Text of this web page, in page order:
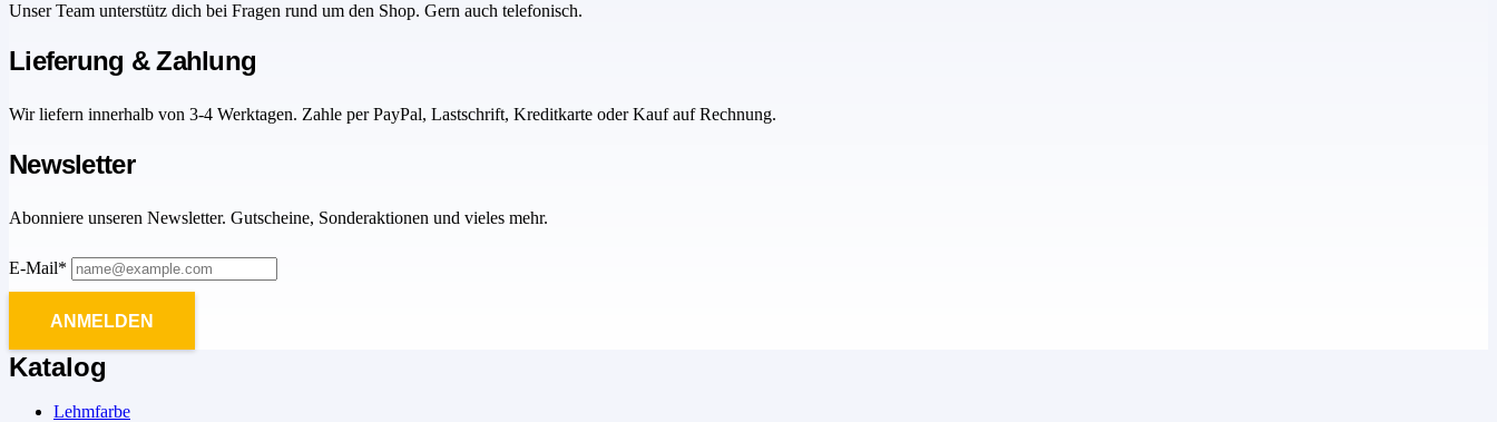
Unser Team unterstütz dich bei Fragen rund um den Shop. Gern auch telefonisch.
Lieferung & Zahlung
Wir liefern innerhalb von 3-4 Werktagen. Zahle per PayPal, Lastschrift, Kreditkarte oder Kauf auf Rechnung.
Newsletter
Abonniere unseren Newsletter. Gutscheine, Sonderaktionen und vieles mehr.
E-Mail*
ANMELDEN
Katalog
Lehmfarbe